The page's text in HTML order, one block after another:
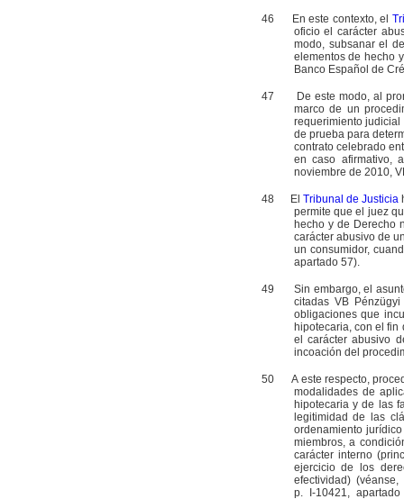
46 En este contexto, el
oficio el carácter
modo, subsanar el
elementos de hecho
Banco Español de
47 De este modo, al
marco de un
requerimiento
de prueba para
contrato celebrado
en caso afirmativo,
noviembre de 2010,
48El Tribunal de Justicia
permite que el juez
hecho y de Derecho
carácter abusivo de
un consumidor,
apartado 57).
49 Sin embargo, el
citadas VB
obligaciones que
hipotecaria, con el
el carácter abusivo
incoación del
50A este respecto,
modalidades de
hipotecaria y de las
legitimidad de las
ordenamiento
miembros, a
carácter interno
ejercicio de los
efectividad)
p. I‑10421,